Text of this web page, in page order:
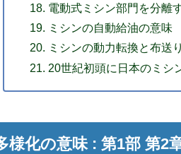
電動式ミシン部門を分離
ミシンの自動給油の意味
ミシンの動力転換と布送
20世紀初頭に日本のミシ
様化の意味 : 第1部 第2